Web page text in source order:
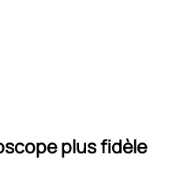
plus fidèle